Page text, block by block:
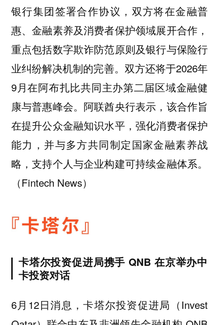
银行集团签署合作协议，双方将在金融普
惠、金融素养及消费者保护领域展开合作，
重点包括数字欺诈防范原则及银行与保险行
业纠纷解决机制的完善。双方还将于2026年
9月在阿布扎比共同主办第二届区域金融健
康与普惠峰会。阿联酋央行表示，该合作旨
在提升公众金融知识水平，强化消费者保护
能力，并与多方共同制定国家金融素养战
略，支持个人与企业构建可持续金融体系。
（Fintech News）
卡塔尔投资促进局携手 QNB 在京举办中
卡投资对话
6月12日消息，卡塔尔投资促进局（Invest